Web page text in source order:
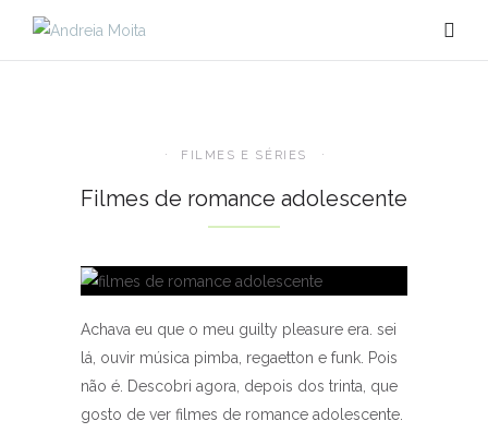
FILMES E SÉRIES
Filmes de romance adolescente
Achava eu que o meu guilty pleasure era. sei
lá, ouvir música pimba, regaetton e funk. Pois
não é. Descobri agora, depois dos trinta, que
gosto de ver filmes de romance adolescente.